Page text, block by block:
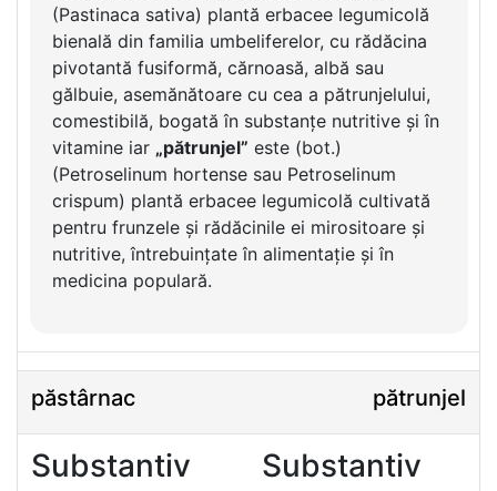
(Pastinaca sativa) plantă erbacee legumicolă
bienală din familia umbeliferelor, cu rădăcina
pivotantă fusiformă, cărnoasă, albă sau
gălbuie, asemănătoare cu cea a pătrunjelului,
comestibilă, bogată în substanțe nutritive și în
vitamine iar „pătrunjel” este (bot.)
(Petroselinum hortense sau Petroselinum
crispum) plantă erbacee legumicolă cultivată
pentru frunzele și rădăcinile ei mirositoare și
nutritive, întrebuințate în alimentație și în
medicina populară.
păstârnac pătrunjel
Substantiv Substantiv